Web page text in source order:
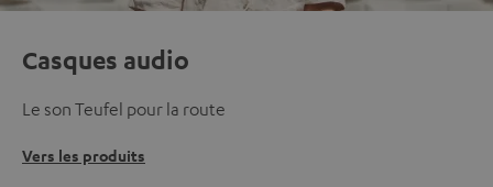
Casques audio
Le son Teufel pour la route
Vers les produits